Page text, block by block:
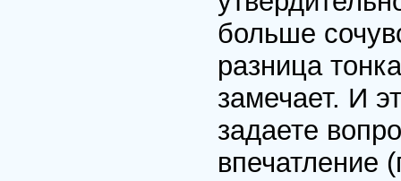
больше
разница
замечает. И
задаете
впечатление